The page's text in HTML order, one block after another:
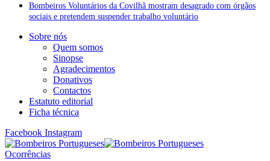
Bombeiros Voluntários da Covilhã mostram desagrado com órgãos
sociais e pretendem suspender trabalho voluntário
Sobre nós
Quem somos
Sinopse
Agradecimentos
Donativos
Contactos
Estatuto editorial
Ficha técnica
Facebook Instagram
Ocorrências